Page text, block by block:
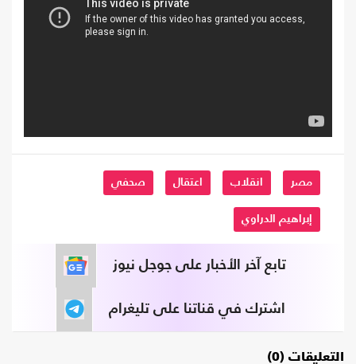
مصر انقلاب اعتقال صحفي
إبراهيم الدراوي
تابع آخر الأخبار على جوجل نيوز
اشترك في قناتنا على تليغرام
التعليقات (0)